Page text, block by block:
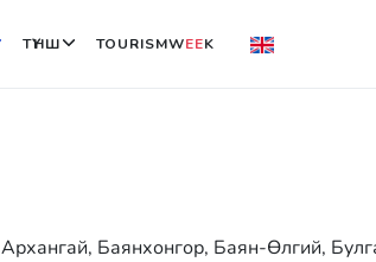
ТҮНШ TOURISMWEEK
Архангай, Баянхонгор, Баян-Өлгий,